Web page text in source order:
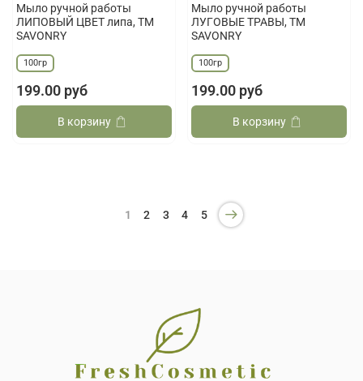
Мыло ручной работы
ЛИПОВЫЙ ЦВЕТ липа, ТМ
SAVONRY
100гр
199.00 руб
В корзину
Мыло ручной работы
ЛУГОВЫЕ ТРАВЫ, ТМ
SAVONRY
100гр
199.00 руб
В корзину
1 2 3 4 5